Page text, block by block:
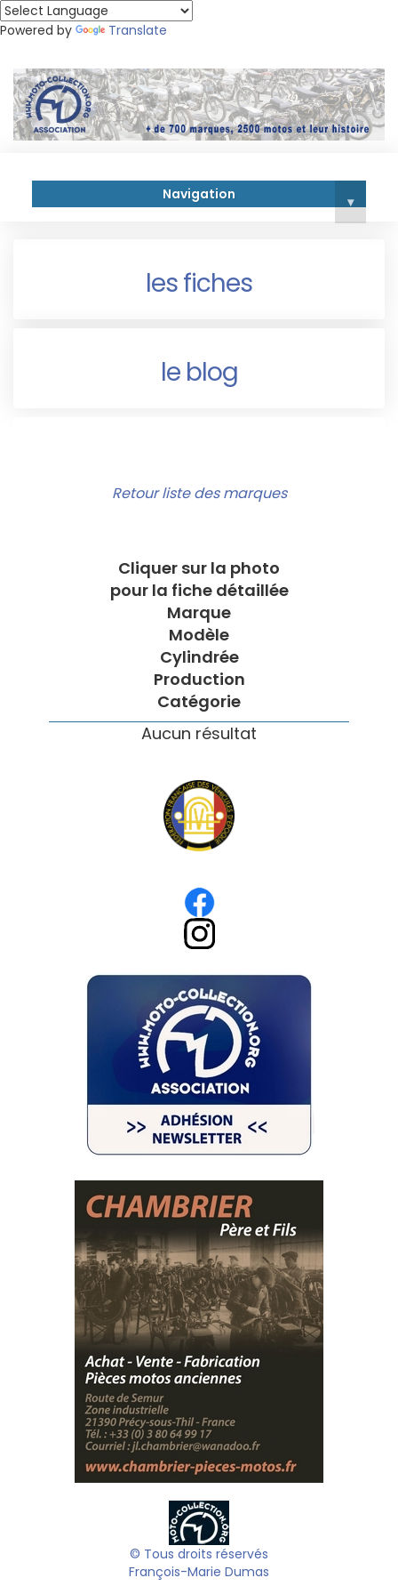
Powered by Translate
Navigation ▾
les fiches
le blog
Retour liste des marques
Cliquer sur la photo
pour la fiche détaillée
Marque
Modèle
Cylindrée
Production
Catégorie
Aucun résultat
© Tous droits réservés
François-Marie Dumas